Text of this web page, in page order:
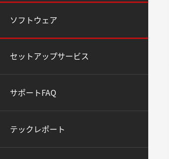
ソフトウェア
セットアップサービス
サポートFAQ
テックレポート